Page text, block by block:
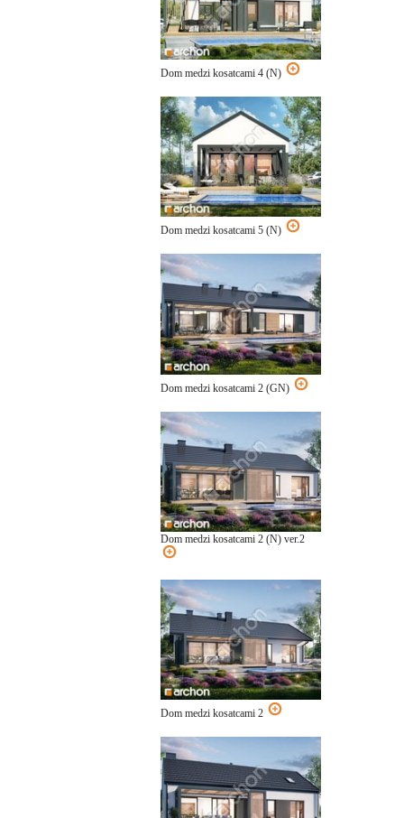
Dom medzi kosatcami 4 (N)
Dom medzi kosatcami 5 (N)
Dom medzi kosatcami 2 (GN)
Dom medzi kosatcami 2 (N) ver.2
Dom medzi kosatcami 2